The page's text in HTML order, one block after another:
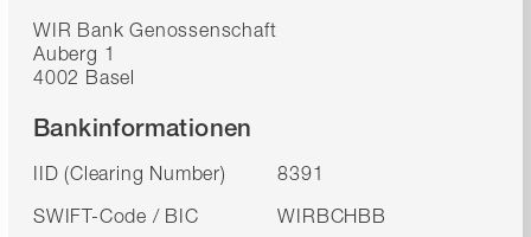
WIR Bank Genossenschaft
Auberg 1
4002 Basel
Bankinformationen
IID (Clearing Number)
8391
SWIFT-Code / BIC
WIRBCHBB